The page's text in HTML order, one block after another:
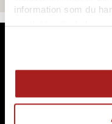
information som du
Växel:+46 36 484 00